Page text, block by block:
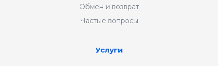
Обмен и возврат
Частые вопросы
Услуги